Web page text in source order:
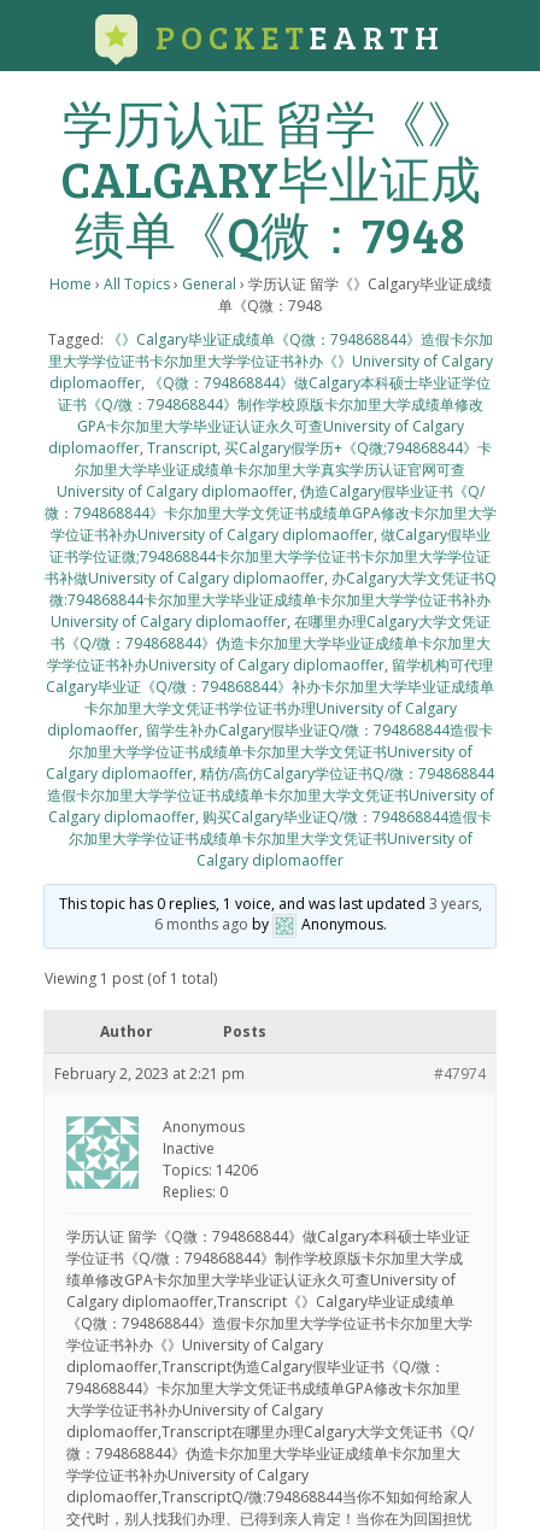
POCKETEARTH
学历认证 留学《》
CALGARY毕业证成
绩单《Q微：7948
Home › All Topics › General › 学历认证 留学《》Calgary毕业证成绩
单《Q微：7948
Tagged:
《》Calgary毕业证成绩单《Q微：794868844》造假卡尔加
里大学学位证书卡尔加里大学学位证书补办《》University of Calgary
diplomaoffer,
《Q微：794868844》做Calgary本科硕士毕业证学位
证书《Q/微：794868844》制作学校原版卡尔加里大学成绩单修改
GPA卡尔加里大学毕业证认证永久可查University of Calgary
diplomaoffer, Transcript, 买Calgary假学历+《Q微;794868844》卡
尔加里大学毕业证成绩单卡尔加里大学真实学历认证官网可查
University of Calgary diplomaoffer, 伪造Calgary假毕业证书《Q/
微：794868844》卡尔加里大学文凭证书成绩单GPA修改卡尔加里大学
学位证书补办University of Calgary diplomaoffer, 做Calgary假毕业
证书学位证微;794868844卡尔加里大学学位证书卡尔加里大学学位证
书补做University of Calgary diplomaoffer, 办Calgary大学文凭证书Q
微:794868844卡尔加里大学毕业证成绩单卡尔加里大学学位证书补办
University of Calgary diplomaoffer, 在哪里办理Calgary大学文凭证
书《Q/微：794868844》伪造卡尔加里大学毕业证成绩单卡尔加里大
学学位证书补办University of Calgary diplomaoffer, 留学机构可代理
Calgary毕业证《Q/微：794868844》补办卡尔加里大学毕业证成绩单
卡尔加里大学文凭证书学位证书办理University of Calgary
diplomaoffer, 留学生补办Calgary假毕业证Q/微：794868844造假卡
尔加里大学学位证书成绩单卡尔加里大学文凭证书University of
Calgary diplomaoffer, 精仿/高仿Calgary学位证书Q/微：794868844
造假卡尔加里大学学位证书成绩单卡尔加里大学文凭证书University of
Calgary diplomaoffer, 购买Calgary毕业证Q/微：794868844造假卡
尔加里大学学位证书成绩单卡尔加里大学文凭证书University of
Calgary diplomaoffer
This topic has 0 replies, 1 voice, and was last updated 3 years,
6 months ago by Anonymous.
Viewing 1 post (of 1 total)
Author Posts
February 2, 2023 at 2:21 pm #47974
Anonymous
Inactive
Topics: 14206
Replies: 0
学历认证 留学《Q微：794868844》做Calgary本科硕士毕业证
学位证书《Q/微：794868844》制作学校原版卡尔加里大学成
绩单修改GPA卡尔加里大学毕业证认证永久可查University of
Calgary diplomaoffer,Transcript《》Calgary毕业证成绩单
《Q微：794868844》造假卡尔加里大学学位证书卡尔加里大学
学位证书补办《》University of Calgary
diplomaoffer,Transcript伪造Calgary假毕业证书《Q/微：
794868844》卡尔加里大学文凭证书成绩单GPA修改卡尔加里
大学学位证书补办University of Calgary
diplomaoffer,Transcript在哪里办理Calgary大学文凭证书《Q/
微：794868844》伪造卡尔加里大学毕业证成绩单卡尔加里大
学学位证书补办University of Calgary
diplomaoffer,TranscriptQ/微:794868844当你不知如何给家人
交代时，别人找我们办理、已得到亲人肯定！当你在为回国担忧